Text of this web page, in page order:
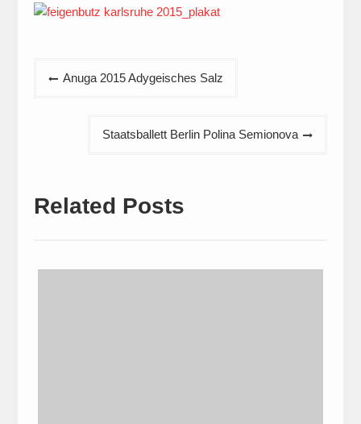
Beitragsnavigation
Anuga 2015 Adygeisches Salz
Staatsballett Berlin Polina Semionova
Related Posts